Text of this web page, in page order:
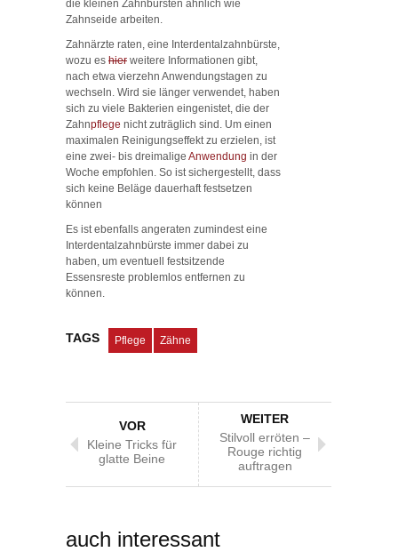
die kleinen Zahnbürsten ähnlich wie
Zahnseide arbeiten.
Zahnärzte raten, eine Interdentalzahnbürste,
wozu es hier weitere Informationen gibt,
nach etwa vierzehn Anwendungstagen zu
wechseln. Wird sie länger verwendet, haben
sich zu viele Bakterien eingenistet, die der
Zahnpflege nicht zuträglich sind. Um einen
maximalen Reinigungseffekt zu erzielen, ist
eine zwei- bis dreimalige Anwendung in der
Woche empfohlen. So ist sichergestellt, dass
sich keine Beläge dauerhaft festsetzen
können
Es ist ebenfalls angeraten zumindest eine
Interdentalzahnbürste immer dabei zu
haben, um eventuell festsitzende
Essensreste problemlos entfernen zu
können.
TAGS Pflege Zähne
VOR
Kleine Tricks für
glatte Beine
WEITER
Stilvoll erröten –
Rouge richtig
auftragen
auch interessant